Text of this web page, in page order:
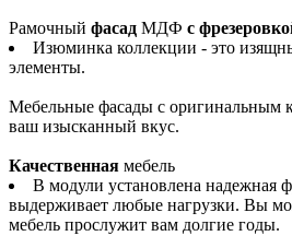
Рамочный фасад МДФ с
Изюминка коллекции - это
элементы.
Мебельные фасады с оригинальным
ваш изысканный вкус.
Качественная мебель
В модули установлена надежная
выдерживает любые нагрузки. Вы
мебель прослужит вам долгие годы.